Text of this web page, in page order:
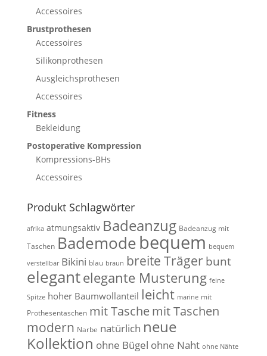
Accessoires
Brustprothesen
Accessoires
Silikonprothesen
Ausgleichsprothesen
Accessoires
Fitness
Bekleidung
Postoperative Kompression
Kompressions-BHs
Accessoires
Produkt Schlagwörter
afrika atmungsaktiv Badeanzug Badeanzug mit
Taschen Bademodebequem bequem
verstellbar Bikini blau braun breite Träger bunt
elegantelegante Musterung feine
Spitze hoher Baumwollanteil leicht marine mit
Prothesentaschen mit Taschemit Taschen
modern Narbe natürlich neue
Kollektion ohne Bügel ohne Naht ohne Nähte